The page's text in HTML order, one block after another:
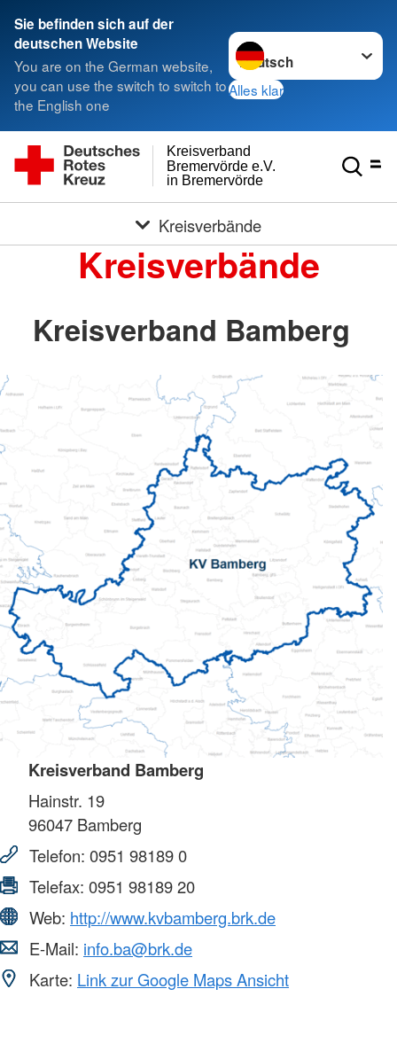
Sie befinden sich auf der
deutschen Website
You are on the German website,
you can use the switch to switch to
the English one
Sprache wechseln zu
Alles klar
in Bremervörde
Bremervörde e.V.
Kreisverband
Kreisverbände
Kreisverbände
Kreisverband Bamberg
Kreisverband Bamberg
Hainstr. 19
96047 Bamberg
Telefon: 0951 98189 0
Telefax: 0951 98189 20
Web: http://www.kvbamberg.brk.de
E-Mail: info.ba@brk.de
Karte: Link zur Google Maps Ansicht